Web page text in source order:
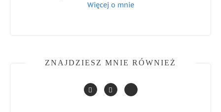
Więcej o mnie
ZNAJDZIESZ MNIE RÓWNIEŻ